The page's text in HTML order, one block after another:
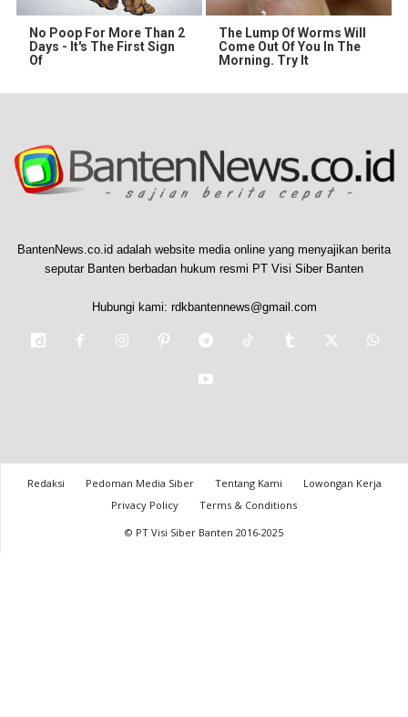
No Poop For More Than 2
Days - It's The First Sign
Of
The Lump Of Worms Will
Come Out Of You In The
Morning. Try It
BantenNews.co.id adalah website media online yang menyajikan berita
seputar Banten berbadan hukum resmi PT Visi Siber Banten
Hubungi kami: rdkbantennews@gmail.com
Redaksi Pedoman Media Siber Tentang Kami
Lowongan Kerja
Privacy Policy
Terms & Conditions
© PT Visi Siber Banten 2016-2025